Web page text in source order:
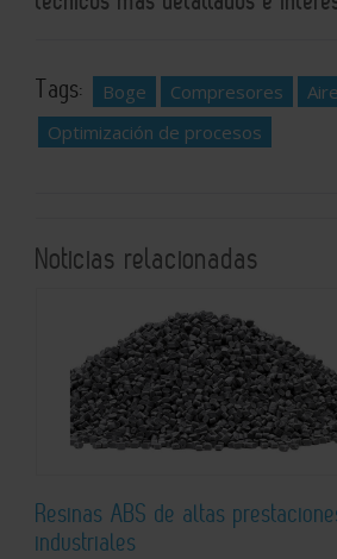
Tags: Boge Compresores
Optimización de procesos
Noticias relacionadas
Resinas ABS de altas
industriales